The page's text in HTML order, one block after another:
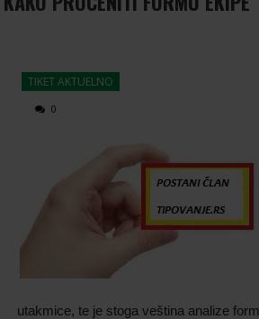
TIKET AKTUELNO
0
utakmice, te je stoga veština analize